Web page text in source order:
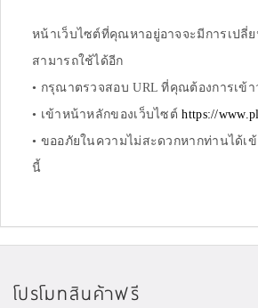
หน้าเว็บไซต์ที่คุณหาอยู่อาจจะมีการเปลี่
สามารถใช้ได้อีก
• กรุณาตรวจสอบ URL ที่คุณต้องการเข้า
• เข้าหน้าหลักของเว็บไซต์https://
• ขออภัยในความไม่สะดวกหากท่านได้เ
นี้
โปรโมทสินค้าฟรี